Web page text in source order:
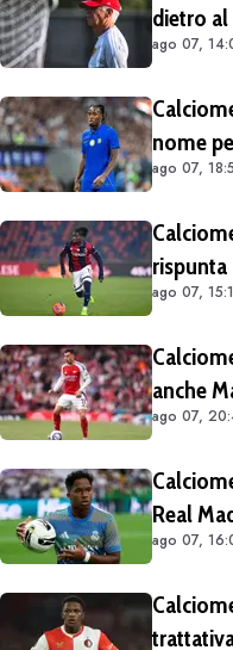
dietro al
è
ago 07,
nome
solo in
ago 07,
rispunta
Bologna
ago 07,
anche
ago 07,
Real
Endrick
ago 07,